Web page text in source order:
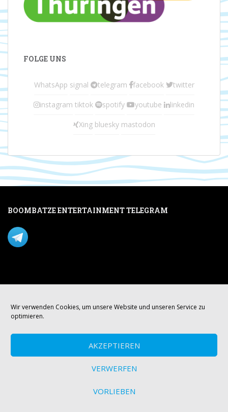
Wir verwenden Cookies, um unsere Website und unseren Service zu
optimieren.
AKZEPTIEREN
VERWERFEN
VORLIEBEN
FOLGE UNS
WhatsApp signal telegram facebook twitter
instagram tiktok spotify youtube linkedin
Xing bluesky mastodon
BOOMBATZE ENTERTAINMENT TELEGRAM